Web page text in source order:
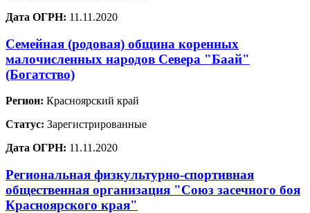
Дата ОГРН: 11.11.2020
Семейная (родовая) община коренных
малочисленных народов Севера "Баай"
(Богатство)
Регион: Красноярский край
Статус: Зарегистрированные
Дата ОГРН: 11.11.2020
Региональная физкультурно-спортивная
общественная организация "Союз засечного боя
Красноярского края"